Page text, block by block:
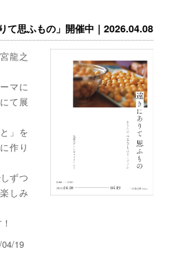
て思ふもの」開催中｜2026.04.08
龍之
マに
て展
」を
作り
ずつ
しみ
19